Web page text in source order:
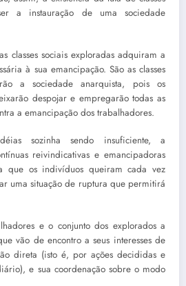
a instauração de uma sociedade
classes sociais exploradas adquiram a
à sua emancipação. São as classes
a sociedade anarquista, pois os
despojar e empregarão todas as
a emancipação dos trabalhadores.
sozinha sendo insuficiente, a
reivindicativas e emancipadoras
que os indivíduos queiram cada vez
uma situação de ruptura que permitirá
e o conjunto dos explorados a
vão de encontro a seus interesses de
direta (isto é, por ações decididas e
e sua coordenação sobre o modo